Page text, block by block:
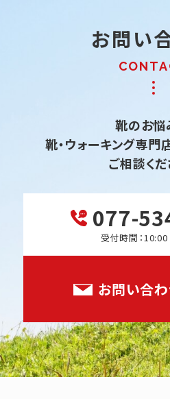
お問い
靴のお悩
靴・ウォーキング専
ご相談くだ
077-
受付時間：
お問い合